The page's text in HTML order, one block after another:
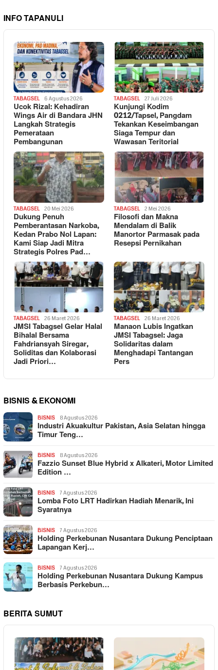
INFO TAPANULI
TABAGSEL 6 Agustus 2026
Ucok Rizal: Kehadiran
Wings Air di Bandara JHN
Langkah Strategis
Pemerataan
Pembangunan
TABAGSEL 27 Juli 2026
Kunjungi Kodim
0212/Tapsel, Pangdam
Tekankan Keseimbangan
Siaga Tempur dan
Wawasan Teritorial
TABAGSEL 20 Mei 2026
Dukung Penuh
Pemberantasan Narkoba,
Kedan Prabo Nol Lapan:
Kami Siap Jadi Mitra
Strategis Polres Pad…
TABAGSEL 2 Mei 2026
Filosofi dan Makna
Mendalam di Balik
Manortor Parmasak pada
Resepsi Pernikahan
TABAGSEL 26 Maret 2026
JMSI Tabagsel Gelar Halal
Bihalal Bersama
Fahdriansyah Siregar,
Soliditas dan Kolaborasi
Jadi Priori…
TABAGSEL 26 Maret 2026
Manaon Lubis Ingatkan
JMSI Tabagsel: Jaga
Solidaritas dalam
Menghadapi Tantangan
Pers
BISNIS & EKONOMI
BISNIS 8 Agustus 2026
Industri Akuakultur Pakistan, Asia Selatan hingga
Timur Teng…
BISNIS 8 Agustus 2026
Fazzio Sunset Blue Hybrid x Alkateri, Motor Limited
Edition …
BISNIS 7 Agustus 2026
Lomba Foto LRT Hadirkan Hadiah Menarik, Ini
Syaratnya
BISNIS 7 Agustus 2026
Holding Perkebunan Nusantara Dukung Penciptaan
Lapangan Kerj…
BISNIS 7 Agustus 2026
Holding Perkebunan Nusantara Dukung Kampus
Berbasis Perkebun…
BERITA SUMUT